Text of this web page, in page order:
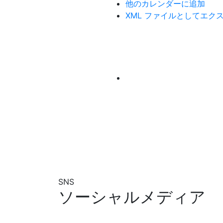
他のカレンダーに追加
XML ファイルとしてエク
SNS
ソーシャルメディア